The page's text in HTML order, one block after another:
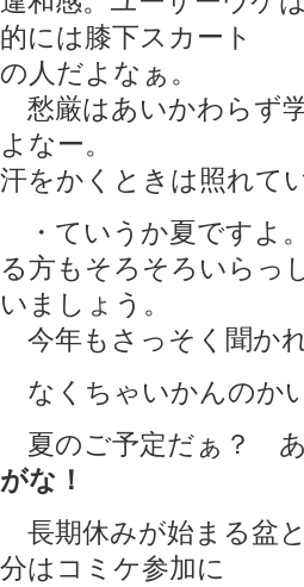
的には膝下スカート
の人だよなぁ。
愁厳はあいかわらず
よなー。
汗をかくときは照れて
・ていうか夏ですよ
る方もそろそろいらっ
いましょう。
今年もさっそく聞か
なくちゃいかんのか
夏のご予定だぁ？ あ
がな！
長期休みが始まる盆
分はコミケ参加に